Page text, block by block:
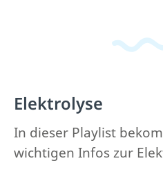
Elektrolyse
In dieser Playlist
wichtigen Infos zur